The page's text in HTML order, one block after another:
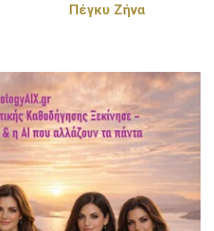
Πέγκυ Ζήνα